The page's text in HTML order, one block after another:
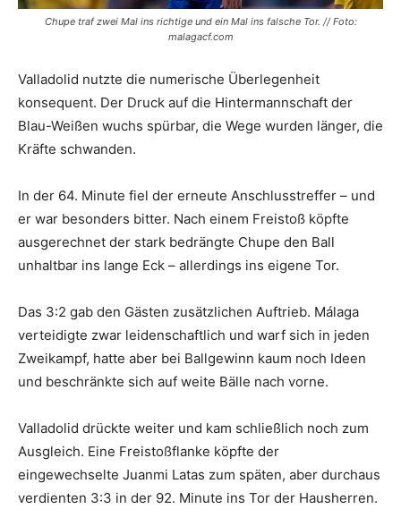
Chupe traf zwei Mal ins richtige und ein Mal ins falsche Tor. // Foto:
malagacf.com
Valladolid nutzte die numerische Überlegenheit
konsequent. Der Druck auf die Hintermannschaft der
Blau-Weißen wuchs spürbar, die Wege wurden länger, die
Kräfte schwanden.
In der 64. Minute fiel der erneute Anschlusstreffer – und
er war besonders bitter. Nach einem Freistoß köpfte
ausgerechnet der stark bedrängte Chupe den Ball
unhaltbar ins lange Eck – allerdings ins eigene Tor.
Das 3:2 gab den Gästen zusätzlichen Auftrieb. Málaga
verteidigte zwar leidenschaftlich und warf sich in jeden
Zweikampf, hatte aber bei Ballgewinn kaum noch Ideen
und beschränkte sich auf weite Bälle nach vorne.
Valladolid drückte weiter und kam schließlich noch zum
Ausgleich. Eine Freistoßflanke köpfte der
eingewechselte Juanmi Latas zum späten, aber durchaus
verdienten 3:3 in der 92. Minute ins Tor der Hausherren.